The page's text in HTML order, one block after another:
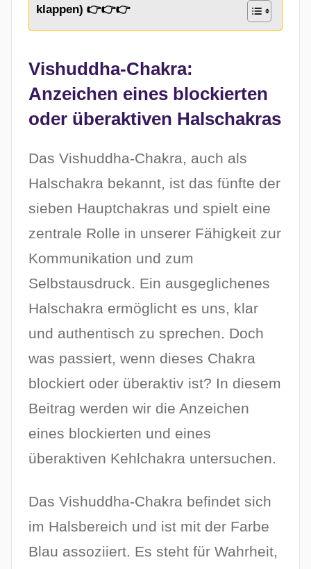
klappen) 👉👉👉
Vishuddha-Chakra:
Anzeichen eines blockierten
oder überaktiven Halschakras
Das Vishuddha-Chakra, auch als
Halschakra bekannt, ist das fünfte der
sieben Hauptchakras und spielt eine
zentrale Rolle in unserer Fähigkeit zur
Kommunikation und zum
Selbstausdruck. Ein ausgeglichenes
Halschakra ermöglicht es uns, klar
und authentisch zu sprechen. Doch
was passiert, wenn dieses Chakra
blockiert oder überaktiv ist? In diesem
Beitrag werden wir die Anzeichen
eines blockierten und eines
überaktiven Kehlchakra untersuchen.
Das Vishuddha-Chakra befindet sich
im Halsbereich und ist mit der Farbe
Blau assoziiert. Es steht für Wahrheit,